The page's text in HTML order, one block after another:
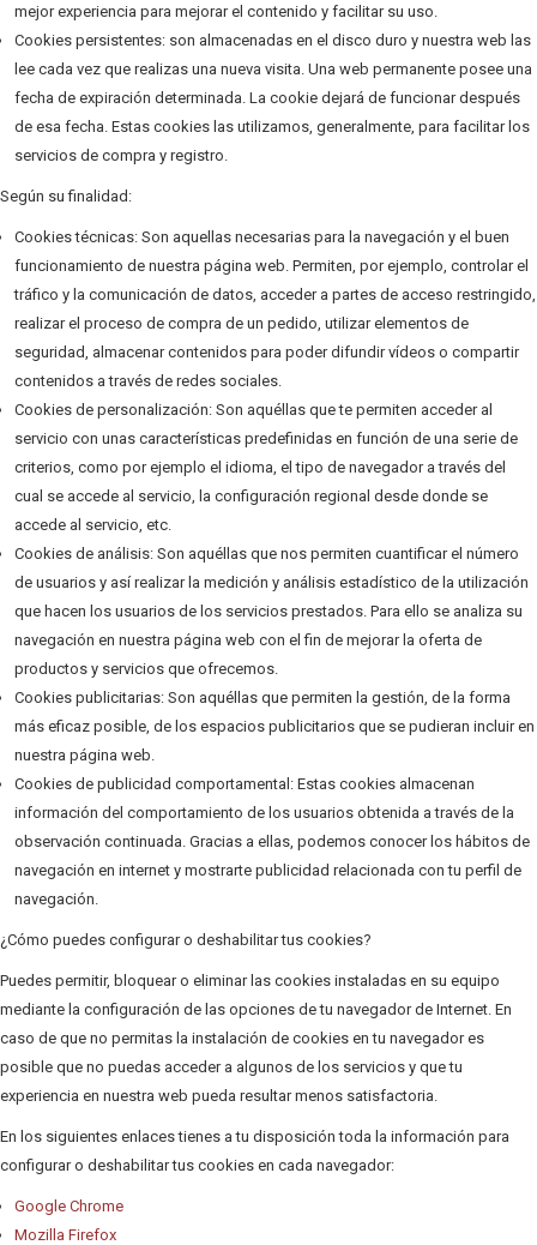
mejor experiencia para mejorar el contenido y facilitar su uso.
Cookies persistentes: son almacenadas en el disco duro y nuestra web las
lee cada vez que realizas una nueva visita. Una web permanente posee una
fecha de expiración determinada. La cookie dejará de funcionar después
de esa fecha. Estas cookies las utilizamos, generalmente, para facilitar los
servicios de compra y registro.
Según su finalidad:
Cookies técnicas: Son aquellas necesarias para la navegación y el buen
funcionamiento de nuestra página web. Permiten, por ejemplo, controlar el
tráfico y la comunicación de datos, acceder a partes de acceso restringido,
realizar el proceso de compra de un pedido, utilizar elementos de
seguridad, almacenar contenidos para poder difundir vídeos o compartir
contenidos a través de redes sociales.
Cookies de personalización: Son aquéllas que te permiten acceder al
servicio con unas características predefinidas en función de una serie de
criterios, como por ejemplo el idioma, el tipo de navegador a través del
cual se accede al servicio, la configuración regional desde donde se
accede al servicio, etc.
Cookies de análisis: Son aquéllas que nos permiten cuantificar el número
de usuarios y así realizar la medición y análisis estadístico de la utilización
que hacen los usuarios de los servicios prestados. Para ello se analiza su
navegación en nuestra página web con el fin de mejorar la oferta de
productos y servicios que ofrecemos.
Cookies publicitarias: Son aquéllas que permiten la gestión, de la forma
más eficaz posible, de los espacios publicitarios que se pudieran incluir en
nuestra página web.
Cookies de publicidad comportamental: Estas cookies almacenan
información del comportamiento de los usuarios obtenida a través de la
observación continuada. Gracias a ellas, podemos conocer los hábitos de
navegación en internet y mostrarte publicidad relacionada con tu perfil de
navegación.
¿Cómo puedes configurar o deshabilitar tus cookies?
Puedes permitir, bloquear o eliminar las cookies instaladas en su equipo
mediante la configuración de las opciones de tu navegador de Internet. En
caso de que no permitas la instalación de cookies en tu navegador es
posible que no puedas acceder a algunos de los servicios y que tu
experiencia en nuestra web pueda resultar menos satisfactoria.
En los siguientes enlaces tienes a tu disposición toda la información para
configurar o deshabilitar tus cookies en cada navegador:
Google Chrome
Mozilla Firefox